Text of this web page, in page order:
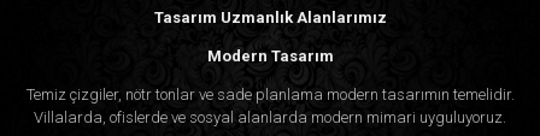
Tasarım Uzmanlık Alanlarımız
Modern Tasarım
Temiz çizgiler, nötr tonlar ve sade planlama modern tasarımın temelidir.
Villalarda, ofislerde ve sosyal alanlarda modern mimari uyguluyoruz.